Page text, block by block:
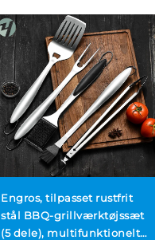
Engros, tilpasset rustfrit
stål BBQ-grillværktøjssæt
(5 dele), multifunktionelt,